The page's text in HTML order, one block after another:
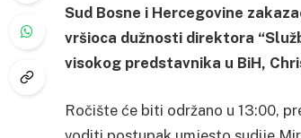
Sud Bosne i Hercegovine
vršioca dužnosti direktora
visokog predstavnika u BiH,
Ročište će biti održano u 13:00,